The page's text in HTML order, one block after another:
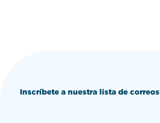
Inscríbete a nuestra lista de correos